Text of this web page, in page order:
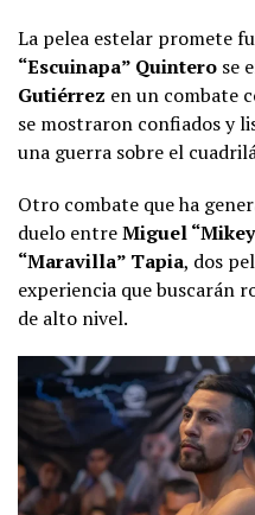
La pelea estelar promete
“Escuinapa” Quintero se
Gutiérrez en un combate
se mostraron confiados y
una guerra sobre el
Otro combate que ha
duelo entreMiguel
“Maravilla” Tapia, dos
experiencia que buscarán
de alto nivel.